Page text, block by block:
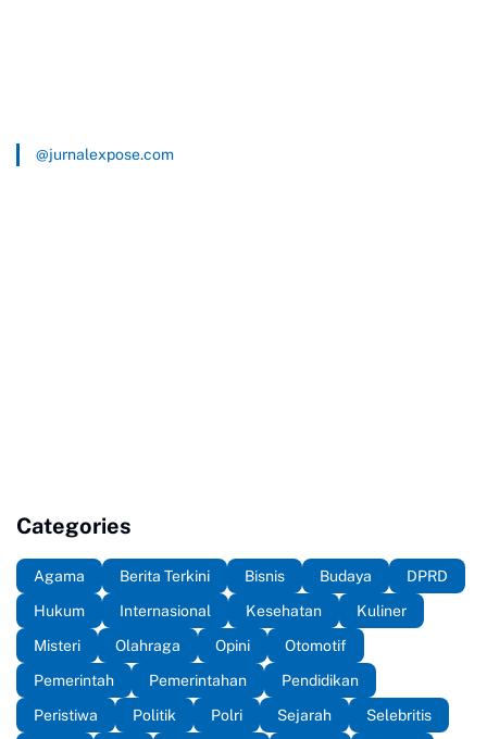
@jurnalexpose.com
Categories
Agama Berita Terkini Bisnis Budaya
DPRD
Hukum
Internasional Kesehatan
Kuliner
Misteri
Olahraga Opini
Otomotif
Pemerintah
Pemerintahan
Pendidikan
Peristiwa
Politik Polri Sejarah
Selebritis